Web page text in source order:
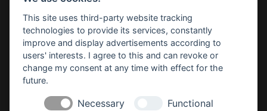
Cookie-Einstellungen ändern
BBM Baumarkt Rhauderfehn
Hagiusring 2
26817 Rhauderfehn
Fax: 04952 89903 290
This site uses third-party website tracking
technologies to provide its services, constantly
improve and display advertisements according to
users' interests. I agree to this and can revoke or
change my consent at any time with effect for the
future.
Necessary Functional